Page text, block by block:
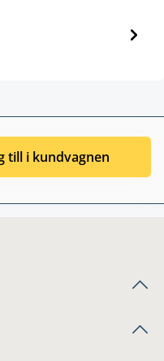
till i kundvagnen